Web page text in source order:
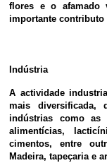
flores e o afamado
importante contributo
Indústria
A actividade
mais diversificada,
indústrias como as
alimentícias,
cimentos, entre
Madeira, tapeçaria e